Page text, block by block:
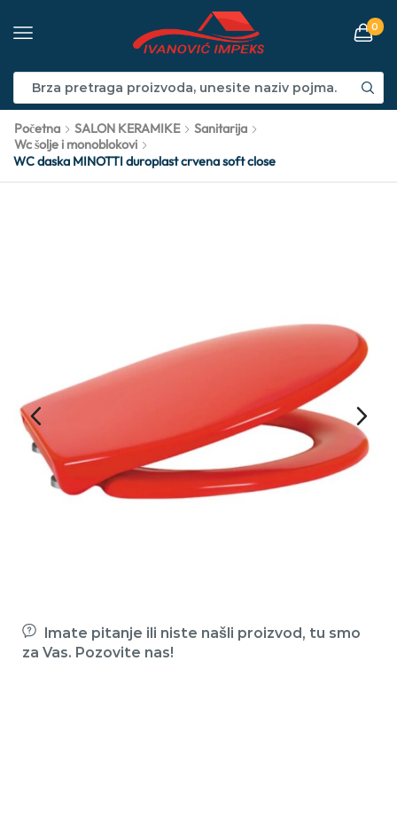
0
Početna SALON KERAMIKE
Sanitarija
Wc šolje i monoblokovi
WC daska MINOTTI duroplast crvena soft close
Imate pitanje ili niste našli proizvod, tu smo
za Vas. Pozovite nas!